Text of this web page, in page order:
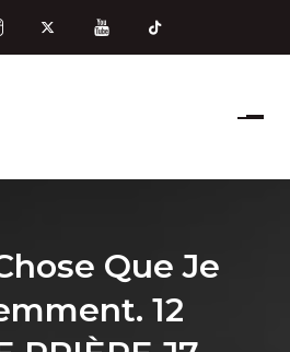
Que Je
12